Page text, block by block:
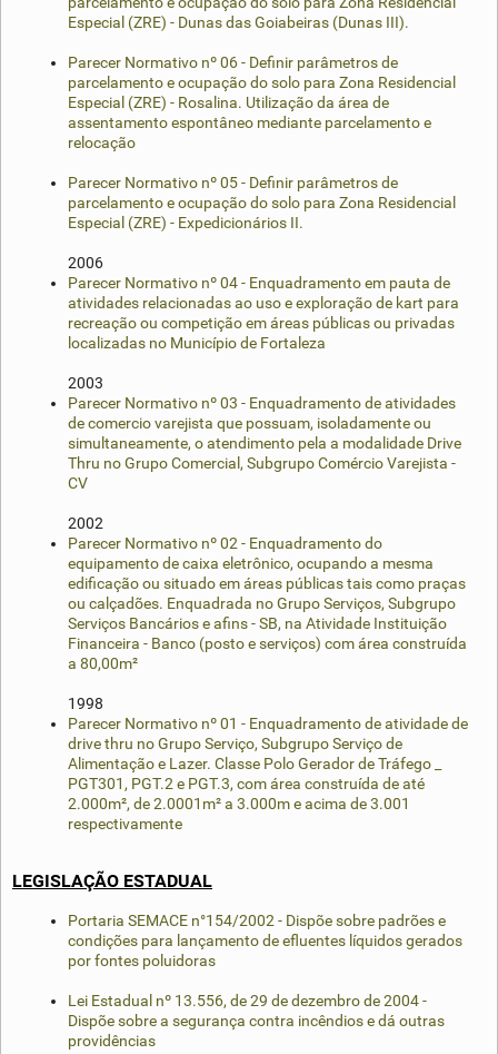
Especial (ZRE) - Dunas das Goiabeiras (Dunas III).
Parecer Normativo nº 06 - Definir parâmetros de
parcelamento e ocupação do solo para Zona Residencial
Especial (ZRE) - Rosalina. Utilização da área de
assentamento espontâneo mediante parcelamento e
relocação
Parecer Normativo nº 05 - Definir parâmetros de
parcelamento e ocupação do solo para Zona Residencial
Especial (ZRE) - Expedicionários II.
2006
Parecer Normativo nº 04 - Enquadramento em pauta de
atividades relacionadas ao uso e exploração de kart para
recreação ou competição em áreas públicas ou privadas
localizadas no Município de Fortaleza
2003
Parecer Normativo nº 03 - Enquadramento de atividades
de comercio varejista que possuam, isoladamente ou
simultaneamente, o atendimento pela a modalidade Drive
Thru no Grupo Comercial, Subgrupo Comércio Varejista -
CV
2002
Parecer Normativo nº 02 - Enquadramento do
equipamento de caixa eletrônico, ocupando a mesma
edificação ou situado em áreas públicas tais como praças
ou calçadões. Enquadrada no Grupo Serviços, Subgrupo
Serviços Bancários e afins - SB, na Atividade Instituição
Financeira - Banco (posto e serviços) com área construída
a 80,00m²
1998
Parecer Normativo nº 01 - Enquadramento de atividade de
drive thru no Grupo Serviço, Subgrupo Serviço de
Alimentação e Lazer. Classe Polo Gerador de Tráfego _
PGT301, PGT.2 e PGT.3, com área construída de até
2.000m², de 2.0001m² a 3.000m e acima de 3.001
respectivamente
LEGISLAÇÃO ESTADUAL
Portaria SEMACE n°154/2002 - Dispõe sobre padrões e
condições para lançamento de efluentes líquidos gerados
por fontes poluidoras
Lei Estadual nº 13.556, de 29 de dezembro de 2004 -
Dispõe sobre a segurança contra incêndios e dá outras
providências